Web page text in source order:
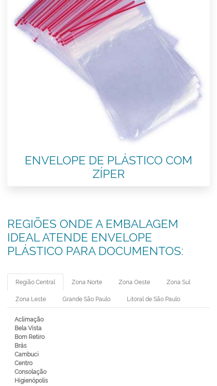
ENVELOPE DE PLÁSTICO COM
ZÍPER
REGIÕES ONDE A EMBALAGEM
IDEAL ATENDE ENVELOPE
PLÁSTICO PARA DOCUMENTOS:
Região Central Zona Norte Zona Oeste Zona Sul
Zona Leste Grande São Paulo Litoral de São Paulo
Aclimação
Bela Vista
Bom Retiro
Brás
Cambuci
Centro
Consolação
Higienópolis